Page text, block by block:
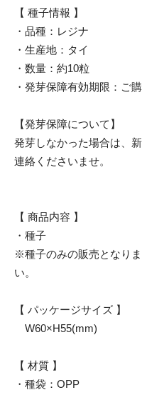
【 種子情報 】
・品種：レジナ
・生産地：タイ
・数量：約10粒
・発芽保障有効期限：ご
【発芽保障について】
発芽しなかった場合は、
連絡くださいませ。
【 商品内容 】
・種子
※種子のみの販売となり
い。
【 パッケージサイズ 】
W60×H55(mm)
【 材質 】
・種袋：OPP